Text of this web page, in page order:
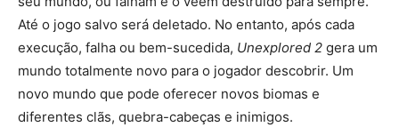
Até o jogo salvo será deletado. No entanto, após cada
execução, falha ou bem-sucedida, Unexplored 2 gera um
mundo totalmente novo para o jogador descobrir. Um
novo mundo que pode oferecer novos biomas e
diferentes clãs, quebra-cabeças e inimigos.